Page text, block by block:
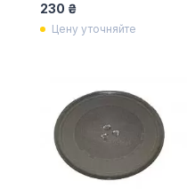
230 ₴
Цену уточняйте